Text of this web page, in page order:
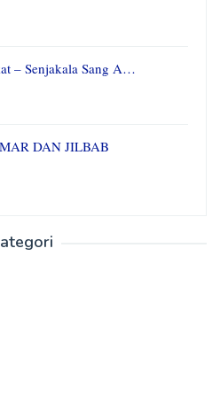
– Senjakala Sang A…
DAN JILBAB